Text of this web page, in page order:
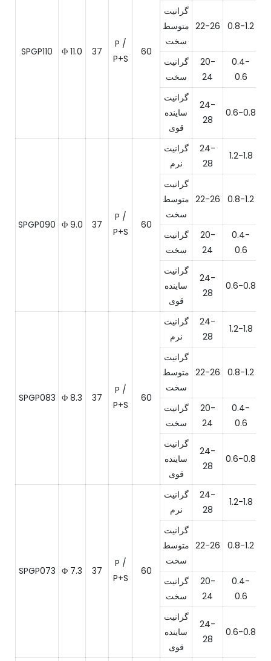
SPGP110 Φ 11.0 37
P /
P+S
60
گرانیت
متوسط
​​سخت
22-26 0.8-1.2
گرانیت
سخت
20-
24
0.4-
0.6
گرانیت
ساینده
قوی
24-
28
0.6-0.8
SPGP090 Φ 9.0 37
P /
P+S
60
گرانیت
نرم
24-
28
1.2-1.8
گرانیت
متوسط
​​سخت
22-26 0.8-1.2
گرانیت
سخت
20-
24
0.4-
0.6
گرانیت
ساینده
قوی
24-
28
0.6-0.8
SPGP083 Φ 8.3 37
P /
P+S
60
گرانیت
نرم
24-
28
1.2-1.8
گرانیت
متوسط
​​سخت
22-26 0.8-1.2
گرانیت
سخت
20-
24
0.4-
0.6
گرانیت
ساینده
قوی
24-
28
0.6-0.8
SPGP073 Φ 7.3 37
P /
P+S
60
گرانیت
نرم
24-
28
1.2-1.8
گرانیت
متوسط
​​سخت
22-26 0.8-1.2
گرانیت
سخت
20-
24
0.4-
0.6
گرانیت
ساینده
قوی
24-
28
0.6-0.8